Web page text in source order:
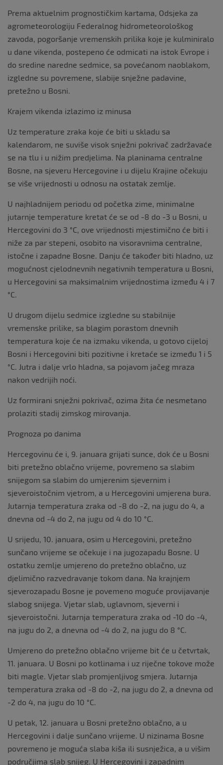
Prema aktuelnim prognostičkim kartama, Odsjeka za
agrometeorologiju Federalnog hidrometeorološkog
zavoda, pogoršanje vremenskih prilika koje je kulminiralo
u dane vikenda, postepeno će odmicati na istok Evrope i
do sredine naredne sedmice, sa povećanom naoblakom,
izgledne su povremene, slabije snježne padavine,
pretežno u Bosni.
Krajem vikenda izlazimo iz minusa
Uz temperature zraka koje će biti u skladu sa
kalendarom, ne suviše visok snježni pokrivač zadržavaće
se na tlu i u nižim predjelima. Na planinama centralne
Bosne, na sjeveru Hercegovine i u dijelu Krajine očekuju
se više vrijednosti u odnosu na ostatak zemlje.
U najhladnijem periodu od početka zime, minimalne
jutarnje temperature kretat će se od -8 do -3 u Bosni, u
Hercegovini do 3 °C, ove vrijednosti mjestimično će biti i
niže za par stepeni, osobito na visoravnima centralne,
istočne i zapadne Bosne. Danju će također biti hladno, uz
mogućnost cjelodnevnih negativnih temperatura u Bosni,
u Hercegovini sa maksimalnim vrijednostima između 4 i 7
°C.
U drugom dijelu sedmice izgledne su stabilnije
vremenske prilike, sa blagim porastom dnevnih
temperatura koje će na izmaku vikenda, u gotovo cijeloj
Bosni i Hercegovini biti pozitivne i kretaće se između 1 i 5
°C. Jutra i dalje vrlo hladna, sa pojavom jačeg mraza
nakon vedrijih noći.
Uz formirani snježni pokrivač, ozima žita će nesmetano
prolaziti stadij zimskog mirovanja.
Prognoza po danima
Hercegovinu će i, 9. januara grijati sunce, dok će u Bosni
biti pretežno oblačno vrijeme, povremeno sa slabim
snijegom sa slabim do umjerenim sjevernim i
sjeveroistočnim vjetrom, a u Hercegovini umjerena bura.
Jutarnja temperatura zraka od -8 do -2, na jugu do 4, a
dnevna od -4 do 2, na jugu od 4 do 10 °C.
U srijedu, 10. januara, osim u Hercegovini, pretežno
sunčano vrijeme se očekuje i na jugozapadu Bosne. U
ostatku zemlje umjereno do pretežno oblačno, uz
djelimično razvedravanje tokom dana. Na krajnjem
sjeverozapadu Bosne je povemeno moguće provijavanje
slabog snijega. Vjetar slab, uglavnom, sjeverni i
sjeveroistočni. Jutarnja temperatura zraka od -10 do -4,
na jugu do 2, a dnevna od -4 do 2, na jugu do 8 °C.
Umjereno do pretežno oblačno vrijeme bit će u četvrtak,
11. januara. U Bosni po kotlinama i uz riječne tokove može
biti magle. Vjetar slab promjenljivog smjera. Jutarnja
temperatura zraka od -8 do -2, na jugu do 2, a dnevna od
-2 do 4, na jugu do 10 °C.
U petak, 12. januara u Bosni pretežno oblačno, a u
Hercegovini i dalje sunčano vrijeme. U nizinama Bosne
povremeno je moguća slaba kiša ili susnježica, a u višim
područjima slab snijeg. U Hercegovini i zapadnim